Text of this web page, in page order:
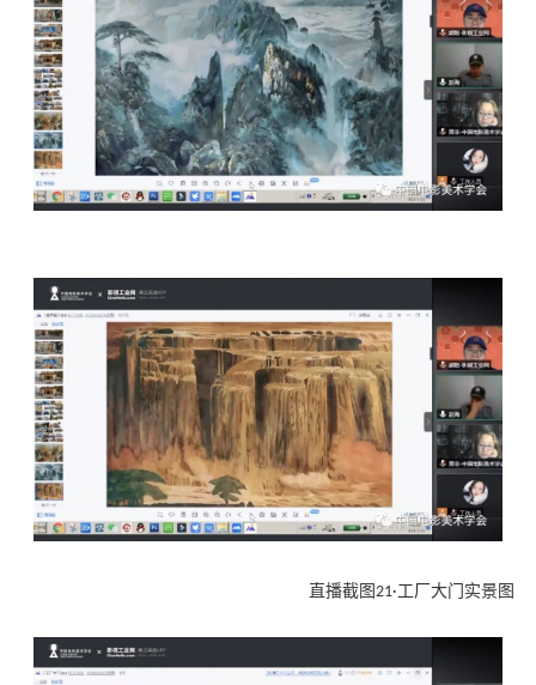
直播截图21·工厂大门实景图